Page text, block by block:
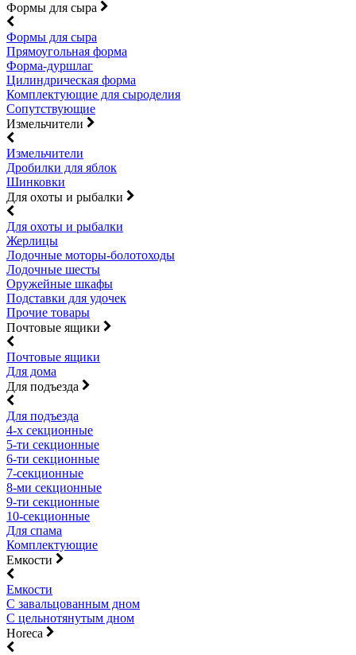
Формы для сыра
Формы для сыра
Прямоугольная форма
Форма-дуршлаг
Цилиндрическая форма
Комплектующие для сыроделия
Сопутствующие
Измельчители
Измельчители
Дробилки для яблок
Шинковки
Для охоты и рыбалки
Для охоты и рыбалки
Жерлицы
Лодочные моторы-болотоходы
Лодочные шесты
Оружейные шкафы
Подставки для удочек
Прочие товары
Почтовые ящики
Почтовые ящики
Для дома
Для подъезда
Для подъезда
4-х секционные
5-ти секционные
6-ти секционные
7-секционные
8-ми секционные
9-ти секционные
10-секционные
Для спама
Комплектующие
Емкости
Емкости
С завальцованным дном
С цельнотянутым дном
Horeca